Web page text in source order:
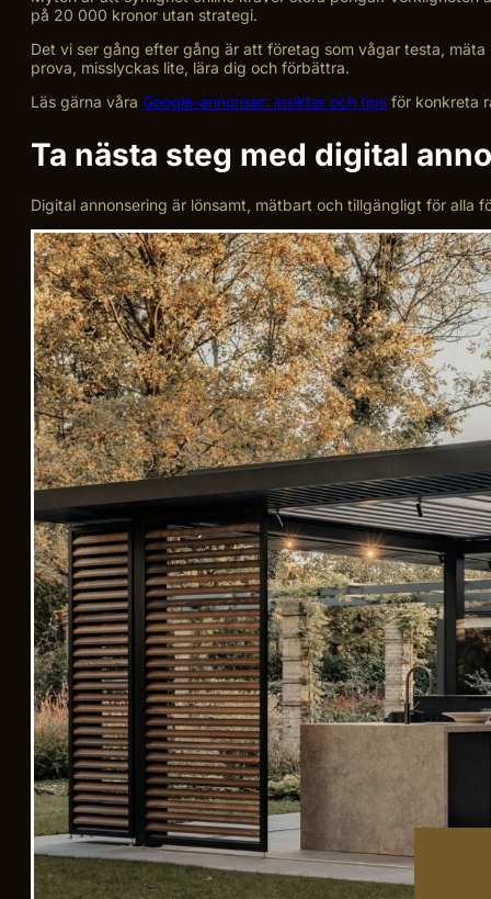
på 20 000 kronor utan strategi.
Det vi ser gång efter gång är att företag som vågar testa,
prova, misslyckas lite, lära dig och förbättra.
Läs gärna våra Google-annonser: insikter och tips för konkreta
Ta nästa steg med digital
Digital annonsering är lönsamt, mätbart och tillgängligt för